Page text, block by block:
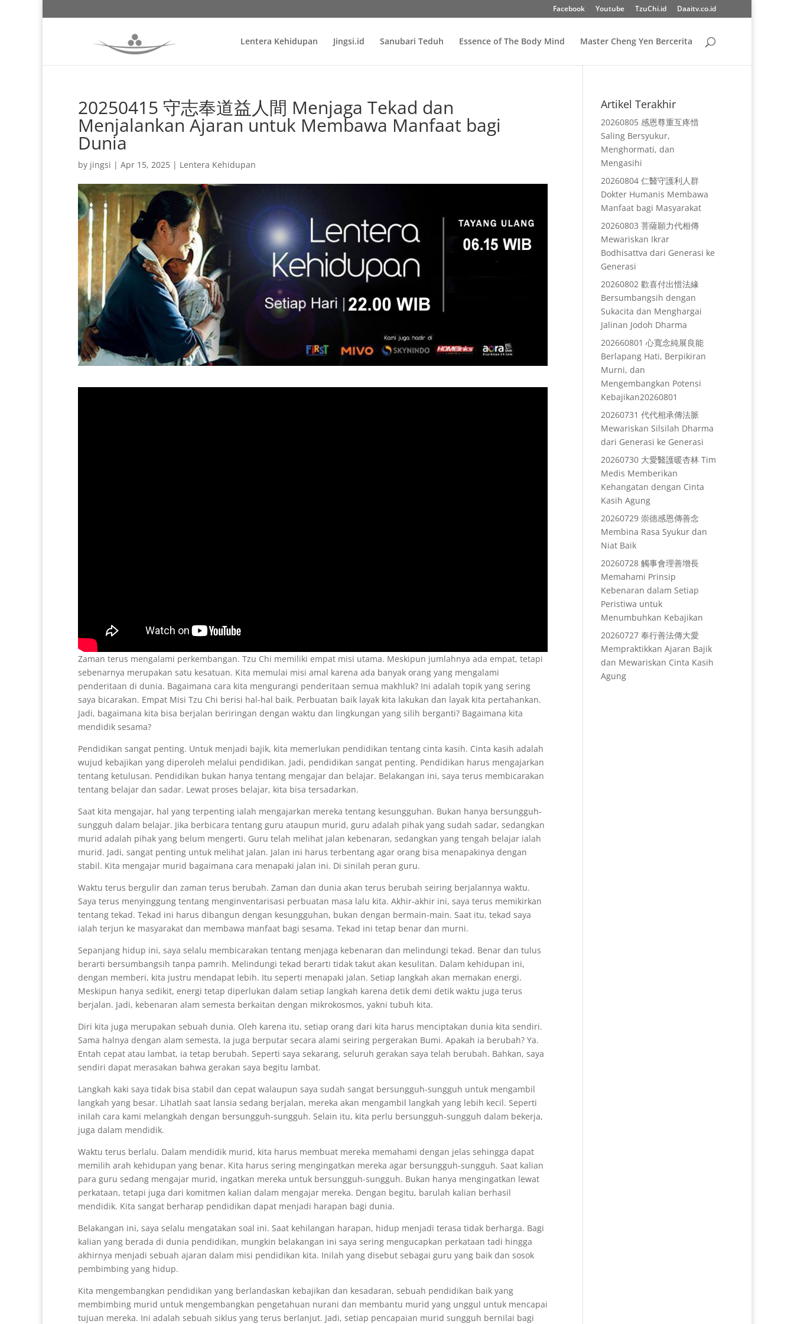
Facebook Youtube TzuChi.id Daaitv.co.id
Lentera Kehidupan Jingsi.id Sanubari Teduh Essence of The Body Mind Master Cheng Yen Bercerita
20250415 守志奉道益人間 Menjaga Tekad dan
Menjalankan Ajaran untuk Membawa Manfaat bagi
Dunia
by jingsi | Apr 15, 2025 | Lentera Kehidupan
Zaman terus mengalami perkembangan. Tzu Chi memiliki empat misi utama. Meskipun jumlahnya ada empat, tetapi
sebenarnya merupakan satu kesatuan. Kita memulai misi amal karena ada banyak orang yang mengalami
penderitaan di dunia. Bagaimana cara kita mengurangi penderitaan semua makhluk? Ini adalah topik yang sering
saya bicarakan. Empat Misi Tzu Chi berisi hal-hal baik. Perbuatan baik layak kita lakukan dan layak kita pertahankan.
Jadi, bagaimana kita bisa berjalan beriringan dengan waktu dan lingkungan yang silih berganti? Bagaimana kita
mendidik sesama?
Pendidikan sangat penting. Untuk menjadi bajik, kita memerlukan pendidikan tentang cinta kasih. Cinta kasih adalah
wujud kebajikan yang diperoleh melalui pendidikan. Jadi, pendidikan sangat penting. Pendidikan harus mengajarkan
tentang ketulusan. Pendidikan bukan hanya tentang mengajar dan belajar. Belakangan ini, saya terus membicarakan
tentang belajar dan sadar. Lewat proses belajar, kita bisa tersadarkan.
Saat kita mengajar, hal yang terpenting ialah mengajarkan mereka tentang kesungguhan. Bukan hanya bersungguh-
sungguh dalam belajar. Jika berbicara tentang guru ataupun murid, guru adalah pihak yang sudah sadar, sedangkan
murid adalah pihak yang belum mengerti. Guru telah melihat jalan kebenaran, sedangkan yang tengah belajar ialah
murid. Jadi, sangat penting untuk melihat jalan. Jalan ini harus terbentang agar orang bisa menapakinya dengan
stabil. Kita mengajar murid bagaimana cara menapaki jalan ini. Di sinilah peran guru.
Waktu terus bergulir dan zaman terus berubah. Zaman dan dunia akan terus berubah seiring berjalannya waktu.
Saya terus menyinggung tentang menginventarisasi perbuatan masa lalu kita. Akhir-akhir ini, saya terus memikirkan
tentang tekad. Tekad ini harus dibangun dengan kesungguhan, bukan dengan bermain-main. Saat itu, tekad saya
ialah terjun ke masyarakat dan membawa manfaat bagi sesama. Tekad ini tetap benar dan murni.
Sepanjang hidup ini, saya selalu membicarakan tentang menjaga kebenaran dan melindungi tekad. Benar dan tulus
berarti bersumbangsih tanpa pamrih. Melindungi tekad berarti tidak takut akan kesulitan. Dalam kehidupan ini,
dengan memberi, kita justru mendapat lebih. Itu seperti menapaki jalan. Setiap langkah akan memakan energi.
Meskipun hanya sedikit, energi tetap diperlukan dalam setiap langkah karena detik demi detik waktu juga terus
berjalan. Jadi, kebenaran alam semesta berkaitan dengan mikrokosmos, yakni tubuh kita.
Diri kita juga merupakan sebuah dunia. Oleh karena itu, setiap orang dari kita harus menciptakan dunia kita sendiri.
Sama halnya dengan alam semesta, Ia juga berputar secara alami seiring pergerakan Bumi. Apakah ia berubah? Ya.
Entah cepat atau lambat, ia tetap berubah. Seperti saya sekarang, seluruh gerakan saya telah berubah. Bahkan, saya
sendiri dapat merasakan bahwa gerakan saya begitu lambat.
Langkah kaki saya tidak bisa stabil dan cepat walaupun saya sudah sangat bersungguh-sungguh untuk mengambil
langkah yang besar. Lihatlah saat lansia sedang berjalan, mereka akan mengambil langkah yang lebih kecil. Seperti
inilah cara kami melangkah dengan bersungguh-sungguh. Selain itu, kita perlu bersungguh-sungguh dalam bekerja,
juga dalam mendidik.
Waktu terus berlalu. Dalam mendidik murid, kita harus membuat mereka memahami dengan jelas sehingga dapat
memilih arah kehidupan yang benar. Kita harus sering mengingatkan mereka agar bersungguh-sungguh. Saat kalian
para guru sedang mengajar murid, ingatkan mereka untuk bersungguh-sungguh. Bukan hanya mengingatkan lewat
perkataan, tetapi juga dari komitmen kalian dalam mengajar mereka. Dengan begitu, barulah kalian berhasil
mendidik. Kita sangat berharap pendidikan dapat menjadi harapan bagi dunia.
Belakangan ini, saya selalu mengatakan soal ini. Saat kehilangan harapan, hidup menjadi terasa tidak berharga. Bagi
kalian yang berada di dunia pendidikan, mungkin belakangan ini saya sering mengucapkan perkataan tadi hingga
akhirnya menjadi sebuah ajaran dalam misi pendidikan kita. Inilah yang disebut sebagai guru yang baik dan sosok
pembimbing yang hidup.
Kita mengembangkan pendidikan yang berlandaskan kebajikan dan kesadaran, sebuah pendidikan baik yang
membimbing murid untuk mengembangkan pengetahuan nurani dan membantu murid yang unggul untuk mencapai
tujuan mereka. Ini adalah sebuah siklus yang terus berlanjut. Jadi, setiap pencapaian murid sungguh bernilai bagi
Artikel Terakhir
20260805 感恩尊重互疼惜
Saling Bersyukur,
Menghormati, dan
Mengasihi
20260804 仁醫守護利人群
Dokter Humanis Membawa
Manfaat bagi Masyarakat
20260803 菩薩願力代相傳
Mewariskan Ikrar
Bodhisattva dari Generasi ke
Generasi
20260802 歡喜付出惜法緣
Bersumbangsih dengan
Sukacita dan Menghargai
Jalinan Jodoh Dharma
202660801 心寬念純展良能
Berlapang Hati, Berpikiran
Murni, dan
Mengembangkan Potensi
Kebajikan20260801
20260731 代代相承傳法脈
Mewariskan Silsilah Dharma
dari Generasi ke Generasi
20260730 大愛醫護暖杏林 Tim
Medis Memberikan
Kehangatan dengan Cinta
Kasih Agung
20260729 崇德感恩傳善念
Membina Rasa Syukur dan
Niat Baik
20260728 觸事會理善增長
Memahami Prinsip
Kebenaran dalam Setiap
Peristiwa untuk
Menumbuhkan Kebajikan
20260727 奉行善法傳大愛
Mempraktikkan Ajaran Bajik
dan Mewariskan Cinta Kasih
Agung